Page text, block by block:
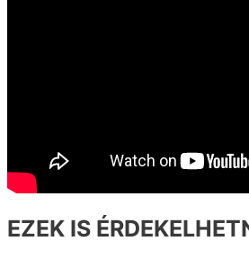
EZEK IS